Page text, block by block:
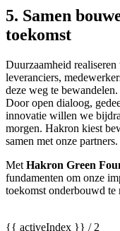
5. Samen
toekomst
Duurzaamheid
leveranciers,
deze weg te bewandelen.
Door open dialoog,
innovatie willen we
morgen. Hakron kiest
samen met onze partners.
Met Hakron Green
fundamenten om onze
toekomst onderbouwd te
{{ activeIndex }} / 2